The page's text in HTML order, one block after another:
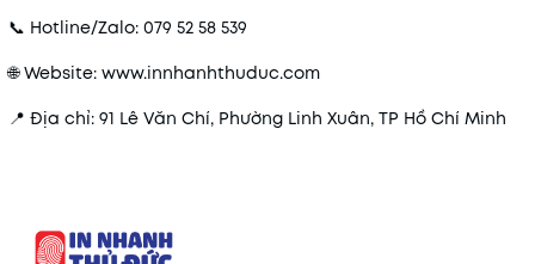
📞 Hotline/Zalo: 079 52 58 539
🌐 Website: www.innhanhthuduc.com
📍 Địa chỉ: 91 Lê Văn Chí, Phường Linh Xuân, TP Hồ Chí Minh